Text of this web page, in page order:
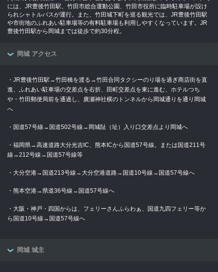
には、JR豊後竹田駅、竹田市総合運動公園、竹田市役所に臨時駐車場が設け
られシャトルバスが運行。また、竹田城下町を巡る観光では、JR豊後竹田駅
や市街地のふれあい駐車場等の有料駐車場も利用しやすくなっています。JR
豊後竹田駅から岡城までは徒歩で約30分程。
岡城 アクセス
・JR豊後竹田駅→竹田橋を渡る→竹田合同タクシーのり場を過ぎ商店街を直
進、ふれあい駐車場の交差点を右折、田町交差点を東に進む、ホテルつち
や・竹田郵便局前を通過し、廣瀬神社横のトンネルから岡城通りを通り岡城
へ
・国道57号線→国道502号線→岡城阯（址）入り口交差点より岡城へ
・福岡県→高速道路大分光吉IC、熊本ICから国道57号線。または国道211号
線→212号線→国道57号線等
・大分空港→国道213号線→大分空港道路→国道10号線→国道57号線へ
・熊本空港→県道36号線→国道57号線へ
・大阪・神戸・四国からは、フェリーさんふらわぁ、国道九四フェリー等か
ら国道10号線→国道57号線へ
岡城 城主